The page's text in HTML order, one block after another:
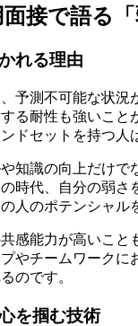
接で語る
れる理由
予測不可能な状
る耐性も強いこ
ドセットを持つ
知識の向上だけ
時代、自分の弱
人のポテンシャル
感能力が高いこ
やチームワーク
のです。
を掴む技術